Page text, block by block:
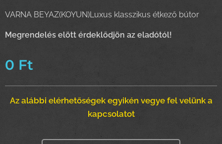
VARNA BEYAZ(KOYUN)Luxus klasszikus étkező bútor
Megrendelés elött érdeklődjön az eladótól!
0 Ft
Az alábbi elérhetőségek egyikén vegye fel velünk a
kapcsolatot